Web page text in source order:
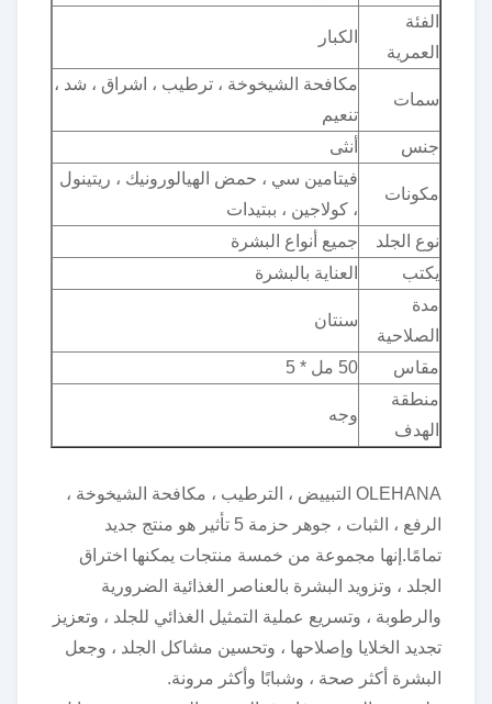
الفئة
العمرية
الكبار
سمات
مكافحة الشيخوخة ، ترطيب ، اشراق ، شد ،
تنعيم
جنس
أنثى
مكونات
فيتامين سي ، حمض الهيالورونيك ، ريتينول
، كولاجين ، ببتيدات
نوع الجلد
جميع أنواع البشرة
يكتب
العناية بالبشرة
مدة
الصلاحية
سنتان
مقاس
50 مل * 5
منطقة
الهدف
وجه
OLEHANA التبييض ، الترطيب ، مكافحة الشيخوخة ،
الرفع ، الثبات ، جوهر حزمة 5 تأثير هو منتج جديد
تمامًا.إنها مجموعة من خمسة منتجات يمكنها اختراق
الجلد ، وتزويد البشرة بالعناصر الغذائية الضرورية
والرطوبة ، وتسريع عملية التمثيل الغذائي للجلد ، وتعزيز
تجديد الخلايا وإصلاحها ، وتحسين مشاكل الجلد ، وجعل
البشرة أكثر صحة ، وشبابًا وأكثر مرونة.